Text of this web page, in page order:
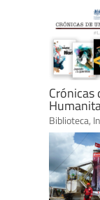
Crónicas
Biblioteca,